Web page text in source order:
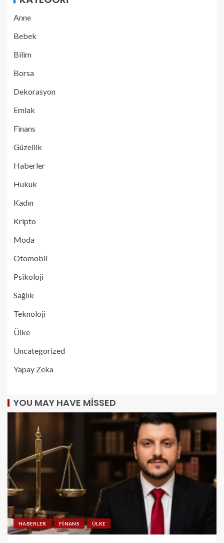
Anne
Bebek
Bilim
Borsa
Dekorasyon
Emlak
Finans
Güzellik
Haberler
Hukuk
Kadın
Kripto
Moda
Otomobil
Psikoloji
Sağlık
Teknoloji
Ülke
Uncategorized
Yapay Zeka
YOU MAY HAVE MISSED
HABERLER FINANS ÜLKE